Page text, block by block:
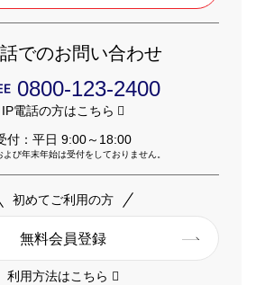
でのお問い合わせ
0800-123-2400
IP電話の方はこちら
付：平日 9:00～18:00
よび年末年始は受付をしておりません。
初めてご利用の方
無料会員登録
利用方法はこちら